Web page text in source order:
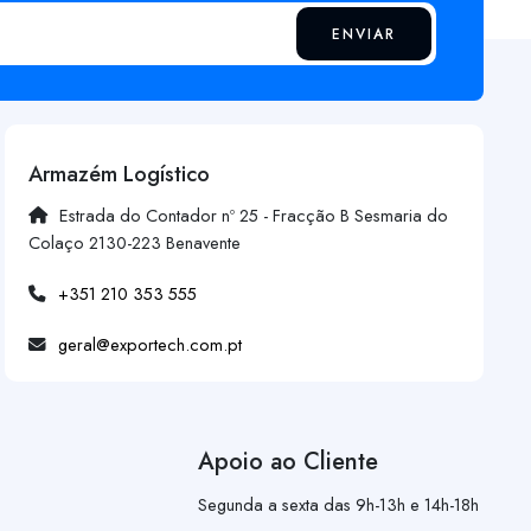
ENVIAR
Armazém Logístico
Estrada do Contador nº 25 - Fracção B Sesmaria do
Colaço 2130-223 Benavente
+351 210 353 555
geral@exportech.com.pt
Apoio ao Cliente
Segunda a sexta das 9h-13h e 14h-18h